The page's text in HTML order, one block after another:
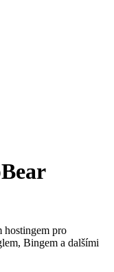
hostingem pro
Bingem a dalšími